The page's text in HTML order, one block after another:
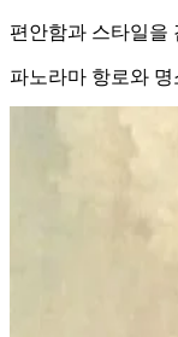
편안함과 스타일을
파노라마 항로와 명